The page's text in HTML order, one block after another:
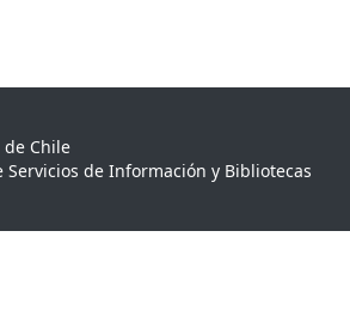
Chile
Servicios de Información y Bibliotecas